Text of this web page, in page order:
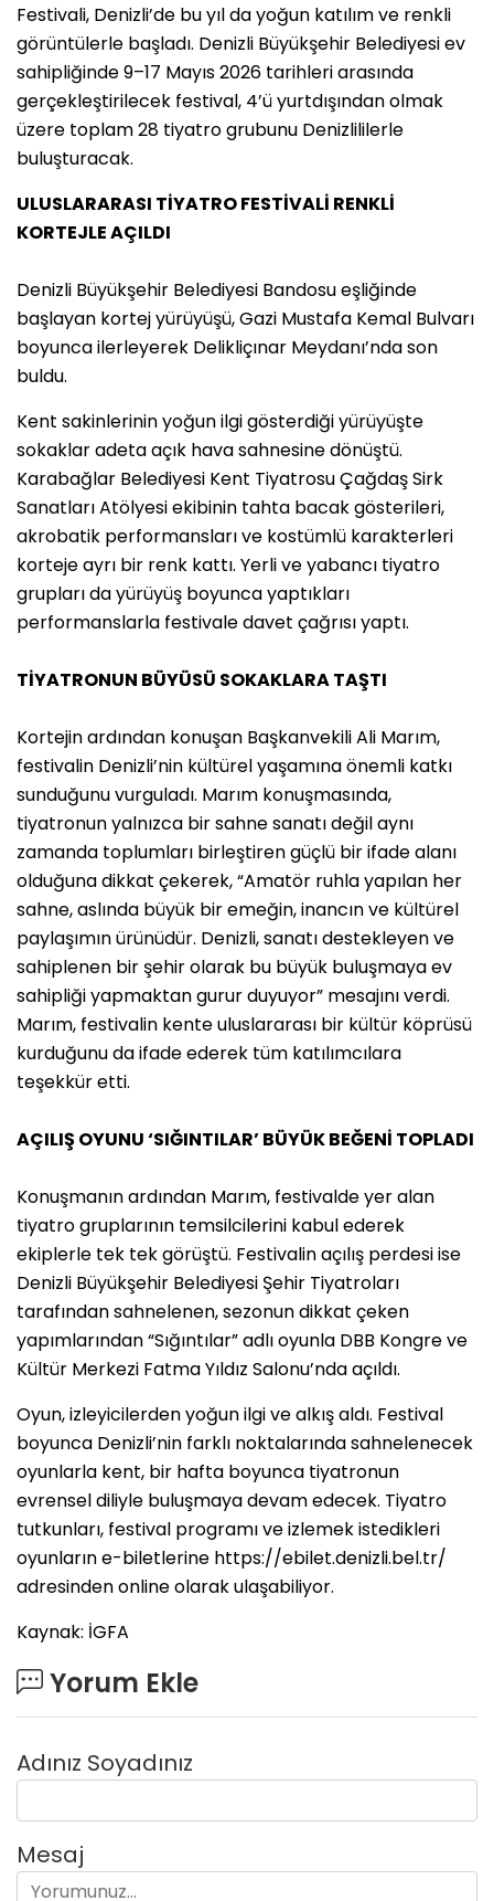
Festivali, Denizli’de bu yıl da yoğun katılım ve renkli
görüntülerle başladı. Denizli Büyükşehir Belediyesi ev
sahipliğinde 9–17 Mayıs 2026 tarihleri arasında
gerçekleştirilecek festival, 4’ü yurtdışından olmak
üzere toplam 28 tiyatro grubunu Denizlililerle
buluşturacak.
ULUSLARARASI TİYATRO FESTİVALİ RENKLİ
KORTEJLE AÇILDI
Denizli Büyükşehir Belediyesi Bandosu eşliğinde
başlayan kortej yürüyüşü, Gazi Mustafa Kemal Bulvarı
boyunca ilerleyerek Delikliçınar Meydanı’nda son
buldu.
Kent sakinlerinin yoğun ilgi gösterdiği yürüyüşte
sokaklar adeta açık hava sahnesine dönüştü.
Karabağlar Belediyesi Kent Tiyatrosu Çağdaş Sirk
Sanatları Atölyesi ekibinin tahta bacak gösterileri,
akrobatik performansları ve kostümlü karakterleri
korteje ayrı bir renk kattı. Yerli ve yabancı tiyatro
grupları da yürüyüş boyunca yaptıkları
performanslarla festivale davet çağrısı yaptı.
TİYATRONUN BÜYÜSÜ SOKAKLARA TAŞTI
Kortejin ardından konuşan Başkanvekili Ali Marım,
festivalin Denizli’nin kültürel yaşamına önemli katkı
sunduğunu vurguladı. Marım konuşmasında,
tiyatronun yalnızca bir sahne sanatı değil aynı
zamanda toplumları birleştiren güçlü bir ifade alanı
olduğuna dikkat çekerek, “Amatör ruhla yapılan her
sahne, aslında büyük bir emeğin, inancın ve kültürel
paylaşımın ürünüdür. Denizli, sanatı destekleyen ve
sahiplenen bir şehir olarak bu büyük buluşmaya ev
sahipliği yapmaktan gurur duyuyor” mesajını verdi.
Marım, festivalin kente uluslararası bir kültür köprüsü
kurduğunu da ifade ederek tüm katılımcılara
teşekkür etti.
AÇILIŞ OYUNU ‘SIĞINTILAR’ BÜYÜK BEĞENİ TOPLADI
Konuşmanın ardından Marım, festivalde yer alan
tiyatro gruplarının temsilcilerini kabul ederek
ekiplerle tek tek görüştü. Festivalin açılış perdesi ise
Denizli Büyükşehir Belediyesi Şehir Tiyatroları
tarafından sahnelenen, sezonun dikkat çeken
yapımlarından “Sığıntılar” adlı oyunla DBB Kongre ve
Kültür Merkezi Fatma Yıldız Salonu’nda açıldı.
Oyun, izleyicilerden yoğun ilgi ve alkış aldı. Festival
boyunca Denizli’nin farklı noktalarında sahnelenecek
oyunlarla kent, bir hafta boyunca tiyatronun
evrensel diliyle buluşmaya devam edecek. Tiyatro
tutkunları, festival programı ve izlemek istedikleri
oyunların e-biletlerine https://ebilet.denizli.bel.tr/
adresinden online olarak ulaşabiliyor.
Kaynak: İGFA
Yorum Ekle
Adınız Soyadınız
Mesaj